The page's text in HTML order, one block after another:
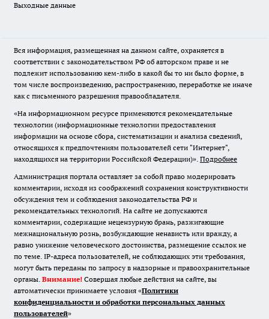
Выходные данные
Вся информация, размещенная на данном сайте, охраняется в
соответствии с законодательством РФ об авторском праве и не
подлежит использованию кем-либо в какой бы то ни было форме, в
том числе воспроизведению, распространению, переработке не иначе
как с письменного разрешения правообладателя.
«На информационном ресурсе применяются рекомендательные
технологии (информационные технологии предоставления
информации на основе сбора, систематизации и анализа сведений,
относящихся к предпочтениям пользователей сети "Интернет",
находящихся на территории Российской Федерации)». Подробнее
Администрация портала оставляет за собой право модерировать
комментарии, исходя из соображений сохранения конструктивности
обсуждения тем и соблюдения законодательства РФ и
рекомендательных технологий. На сайте не допускаются
комментарии, содержащие нецензурную брань, разжигающие
межнациональную рознь, возбуждающие ненависть или вражду, а
равно унижение человеческого достоинства, размещение ссылок не
по теме. IP-адреса пользователей, не соблюдающих эти требования,
могут быть переданы по запросу в надзорные и правоохранительные
органы. Внимание! Совершая любые действия на сайте, вы
автоматически принимаете условия «Политики
конфиденциальности и обработки персональных данных
пользователей»